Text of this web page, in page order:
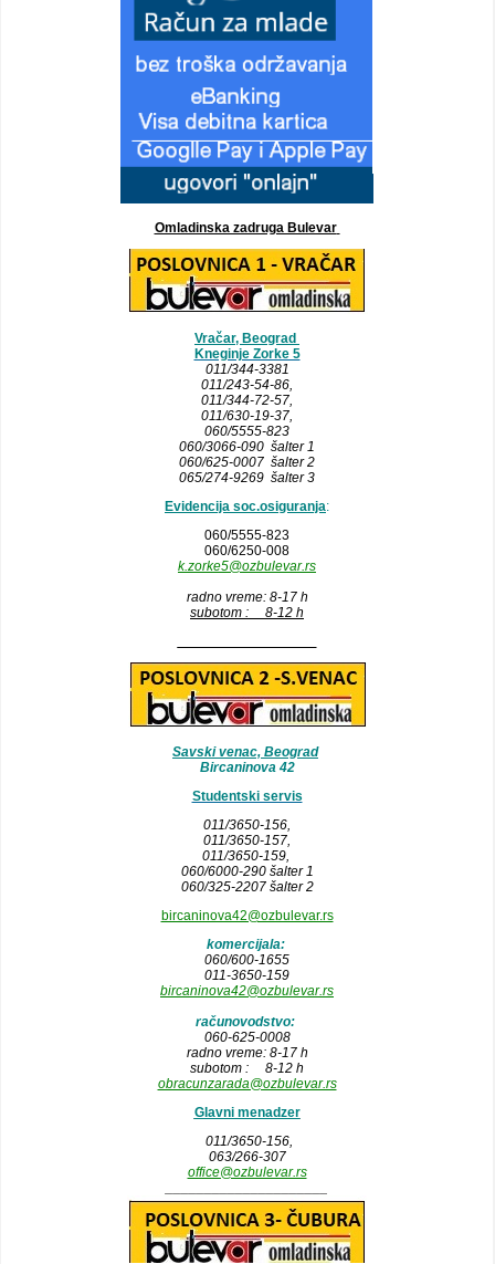
Omladinska zadruga Bulevar
Vračar, Beograd
Kneginje Zorke 5
011/344-3381
011/243-54-86
011/344-72-57,
011/630-19-37,
060/5555-823
060/3066-090 šalter 1
060/625-0007 šalter 2
065/274-9269 šalter 3
Evidencija soc.osiguranja:
060/5555-823
060/6250-008
k.zorke5@ozbulevar.rs
radno vreme: 8-17 h
subotom : 8-12 h
Savski venac, Beograd
Bircaninova 42
Studentski servis
011/3650-156,
011/3650-157
011/3650-159,
060/6000-290 šalter 1
060/325-2207 šalter 2
bircaninova42@ozbulevar.rs
komercijala:
060/600-1655
011-3650-159
bircaninova42@ozbulevar.rs
računovodstvo:
060-625-0008
radno vreme: 8-17 h
subotom : 8-12 h
obracunzarada@ozbulevar.rs
Glavni menadzer
011/3650-156,
063/266-307
office@ozbulevar.rs